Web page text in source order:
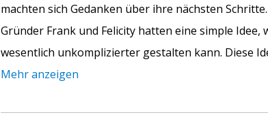
machten sich Gedanken über ihre nächsten
Gründer Frank und Felicity hatten eine simple
wesentlich unkomplizierter gestalten kann. Diese
Mehr anzeigen